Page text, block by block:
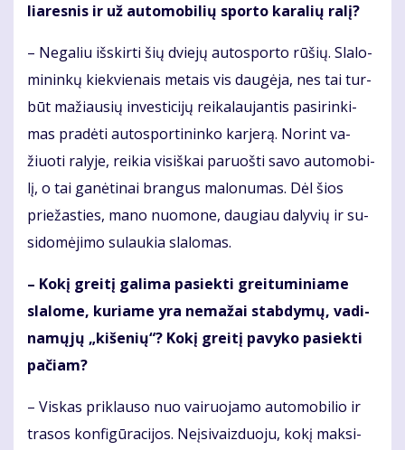
lia­res­nis ir už au­to­mo­bi­lių spor­to ka­ra­lių ra­lį?
– Ne­ga­liu iš­skir­ti šių dvie­jų au­to­spor­to rū­šių. Sla­lo­
mi­nin­kų kiek­vie­nais me­tais vis dau­gė­ja, nes tai tur­
būt ma­žiau­sių in­ves­ti­ci­jų rei­ka­lau­jan­tis pa­si­rin­ki­
mas pra­dė­ti au­to­spor­ti­nin­ko kar­je­rą. No­rint va­
žiuo­ti ra­ly­je, rei­kia vi­siš­kai pa­ruoš­ti sa­vo au­to­mo­bi­
lį, o tai ga­nė­ti­nai bran­gus ma­lo­nu­mas. Dėl šios
prie­žas­ties, ma­no nuo­mo­ne, dau­giau da­ly­vių ir su­
si­do­mė­ji­mo su­lau­kia sla­lo­mas.
– Ko­kį grei­tį ga­li­ma pa­siek­ti grei­tu­mi­nia­me
sla­lo­me, ku­ria­me yra ne­ma­žai stab­dy­mų, va­di­
na­mų­jų „ki­še­nių“? Ko­kį grei­tį pa­vy­ko pa­siek­ti
pa­čiam?
– Vis­kas pri­klau­so nuo vai­ruo­ja­mo au­to­mo­bi­lio ir
tra­sos kon­fi­gū­ra­ci­jos. Ne­įsi­vaiz­duo­ju, ko­kį mak­si­